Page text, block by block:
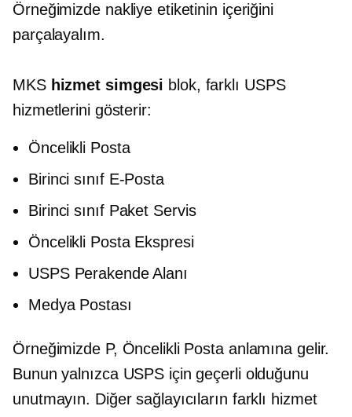
Örneğimizde nakliye etiketinin içeriğini
parçalayalım.
MKS hizmet simgesi blok, farklı USPS
hizmetlerini gösterir:
Öncelikli Posta
Birinci sınıfE-Posta
Birinci sınıfPaket Servis
Öncelikli Posta Ekspresi
USPS Perakende Alanı
Medya Postası
Örneğimizde P, Öncelikli Posta anlamına gelir.
Bunun yalnızca USPS için geçerli olduğunu
unutmayın. Diğer sağlayıcıların farklı hizmet